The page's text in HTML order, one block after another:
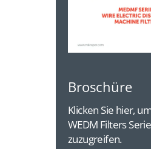
Broschüre
Klicken Sie hier,
WEDM Filters
zuzugreifen.